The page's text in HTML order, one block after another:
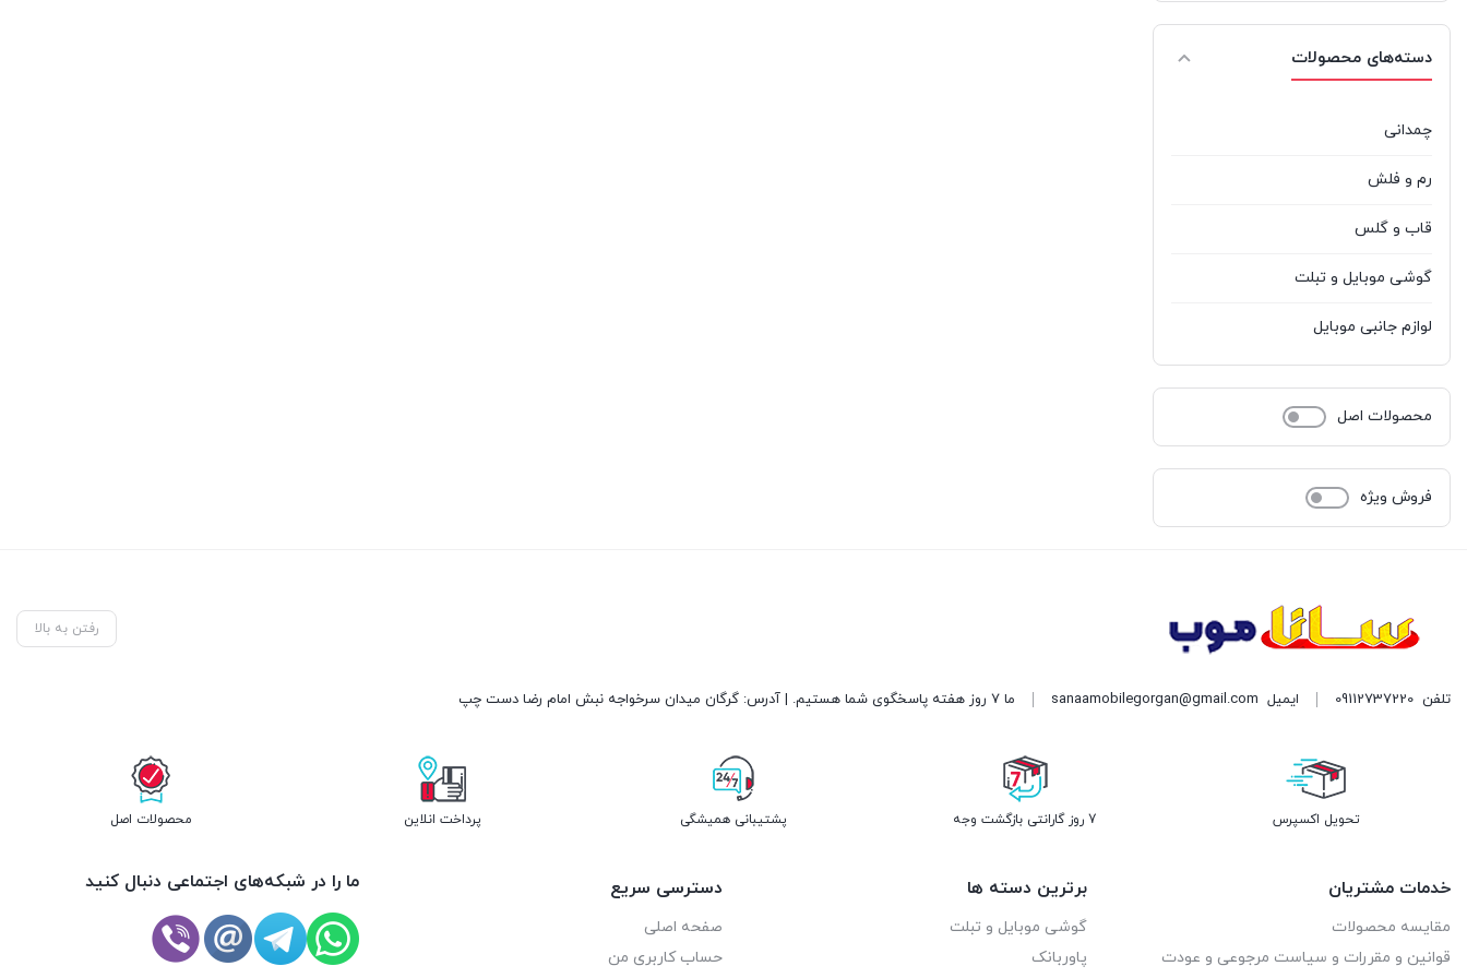
نوکیا %d9%86%d9%88%da%a9%db%8c%d8%a7
دسته‌های محصولات
چمدانی
رم و فلش
قاب و گلس
گوشی موبایل و تبلت
لوازم جانبی موبایل
محصولات اصل
فروش ویژه
رفتن به بالا
تلفن 09112737220 ایمیل sanaamobilegorgan@gmail.com ما 7 روز هفته پاسخگوی شما هستیم. | آدرس: گرگان میدان سرخواجه نبش امام رضا دست چپ
تحویل اکسپرس 7 روز گارانتی بازگشت وجه پشتیبانی همیشگی پرداخت انلاین محصولات اصل
خدمات مشتریان
مقایسه محصولات
قوانین و مقررات و سیاست مرجوعی و عودت
برترین دسته ها
گوشی موبایل و تبلت
پاوربانک
دسترسی سریع
صفحه اصلی
حساب کاربری من
ما را در شبکه‌های اجتماعی دنبال کنید